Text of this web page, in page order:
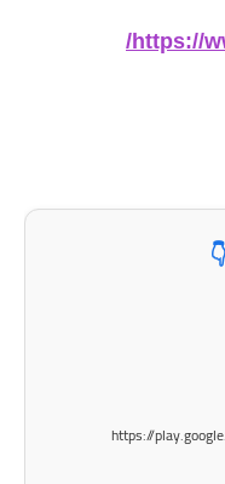
https://
https://